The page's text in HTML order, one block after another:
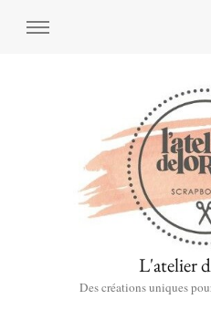
L'atelier
Des créations uniques